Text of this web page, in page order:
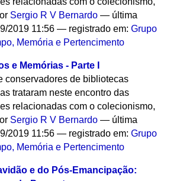
Sergio R V Bernardo — última
2019 11:56— registrado em:Grupo
Memória e Pertencimento
e Memórias - Parte I
conservadores de bibliotecas
trataram neste encontro das
relacionadas com o colecionismo,
Sergio R V Bernardo — última
2019 11:56— registrado em:Grupo
Memória e Pertencimento
e do Pós-Emancipação: